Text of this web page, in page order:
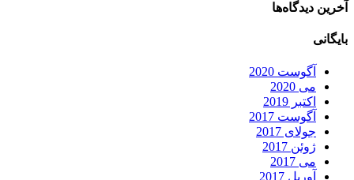
آخرین دیدگاه‌ها
بایگانی
آگوست 2020
می 2020
اکتبر 2019
آگوست 2017
جولای 2017
ژوئن 2017
می 2017
آوریل 2017